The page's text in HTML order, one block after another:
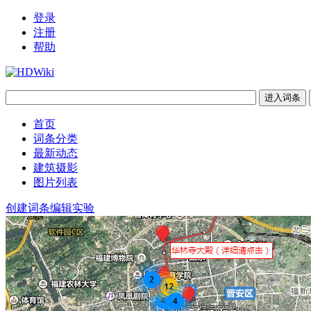
登录
注册
帮助
首页
词条分类
最新动态
建筑摄影
图片列表
创建词条编辑实验